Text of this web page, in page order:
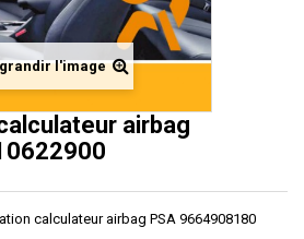
l'image
airbag
calculateur airbag PSA 9664908180